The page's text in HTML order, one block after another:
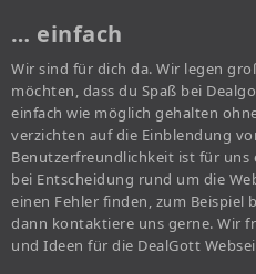
… einfach
Wir sind für dich da. Wir legen
möchten, dass du Spaß bei
einfach wie möglich gehalten
verzichten auf die Einblendung
Benutzerfreundlichkeit ist für
bei Entscheidung rund um die
einen Fehler finden, zum Beispiel
dann kontaktiere uns gerne. Wir
und Ideen für die DealGott